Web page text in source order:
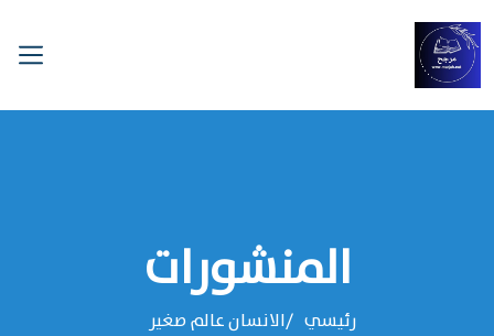
المنشورات
رئيسي الانسان عالم صغير